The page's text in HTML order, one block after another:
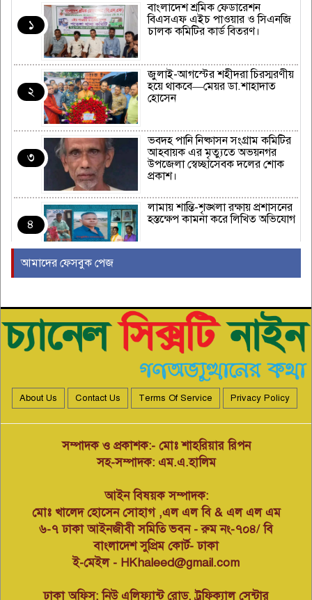
১
বাংলাদেশ শ্রমিক ফেডারেশন
বিএসএফ এইচ পাওয়ার ও সিএনজি
চালক কমিটির কার্ড বিতরণ।
২
জুলাই-আগস্টের শহীদরা চিরস্মরণীয়
হয়ে থাকবে—মেয়র ডা.শাহাদাত
হোসেন
৩
ভবদহ পানি নিষ্কাসন সংগ্রাম কমিটির
আহবায়ক এর মৃত্যুতে অভয়নগর
উপজেলা স্বেচ্ছাসেবক দলের শোক
প্রকাশ।
৪
লামায় শান্তি-শৃঙ্খলা রক্ষায় প্রশাসনের
হস্তক্ষেপ কামনা করে লিখিত অভিযোগ
পরিচালক প্রযুক্তি নিয়মিত করছেন
নাবিক বানিজ্য।
বাংলাদেশ গ্রাম ডাক্তার কল্যাণ সমিতি
বন্দর ইপিজেড-পতেঙ্গা থানা’র
বৈজ্ঞানিক সেমিনার অনলাইন আইডি
কার্ড বিতরণ অনুষ্ঠান
করেছেন এলাকাবাসী।
মিন্টুকে আটক করেছে-> কোস্ট গার্ড
এক কন্টেনিয়ার মদ ও এক কন্টেনিয়ার
সিগারেট খালাসের চেষ্টাকারী চক্রের ১
আমাদের ফেসবুক পেজ
About Us Contact Us Terms Of Service Privacy Policy
সম্পাদক ও প্রকাশক:- মোঃ শাহরিয়ার রিপন
সহ-সম্পাদক: এম.এ.হালিম
আইন বিষয়ক সম্পাদক:
মোঃ খালেদ হোসেন সোহাগ ,এল এল বি & এল এল এম
৬-৭ ঢাকা আইনজীবী সমিতি ভবন - রুম নং-৭০৪/ বি
বাংলাদেশ সুপ্রিম কোর্ট- ঢাকা
ই-মেইল - HKhaleed@gmail.com
ঢাকা অফিস: নিউ এলিফ্যান্ট রোড, ট্রফিক্যাল সেন্টার